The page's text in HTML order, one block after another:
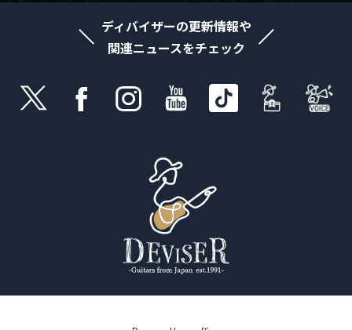
ディバイザーの更新情報や
関連ニュースをチェック